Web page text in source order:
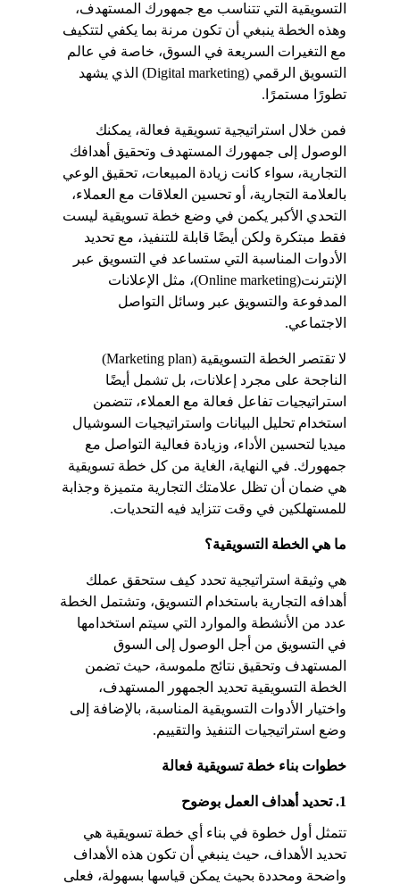
التسويقية التي تتناسب مع جمهورك المستهدف،
وهذه الخطة ينبغي أن تكون مرنة بما يكفي لتتكيف
مع التغيرات السريعة في السوق، خاصة في عالم
التسويق الرقمي (Digital marketing) الذي يشهد
تطورًا مستمرًا.
فمن خلال استراتيجية تسويقية فعالة، يمكنك
الوصول إلى جمهورك المستهدف وتحقيق أهدافك
التجارية، سواء كانت زيادة المبيعات، تحقيق الوعي
بالعلامة التجارية، أو تحسين العلاقات مع العملاء،
التحدي الأكبر يكمن في وضع خطة تسويقية ليست
فقط مبتكرة ولكن أيضًا قابلة للتنفيذ، مع تحديد
الأدوات المناسبة التي ستساعد في التسويق عبر
الإنترنت(Online marketing)، مثل الإعلانات
المدفوعة والتسويق عبر وسائل التواصل
الاجتماعي.
لا تقتصر الخطة التسويقية (Marketing plan)
الناجحة على مجرد إعلانات، بل تشمل أيضًا
استراتيجيات تفاعل فعالة مع العملاء، تتضمن
استخدام تحليل البيانات واستراتيجيات السوشيال
ميديا لتحسين الأداء، وزيادة فعالية التواصل مع
جمهورك. في النهاية، الغاية من كل خطة تسويقية
هي ضمان أن تظل علامتك التجارية متميزة وجذابة
للمستهلكين في وقت تتزايد فيه التحديات.
ما هي الخطة التسويقية؟
هي وثيقة استراتيجية تحدد كيف ستحقق عملك
أهدافه التجارية باستخدام التسويق، وتشتمل الخطة
عدد من الأنشطة والموارد التي سيتم استخدامها
في التسويق من أجل الوصول إلى السوق
المستهدف وتحقيق نتائج ملموسة، حيث تضمن
الخطة التسويقية تحديد الجمهور المستهدف،
واختيار الأدوات التسويقية المناسبة، بالإضافة إلى
وضع استراتيجيات التنفيذ والتقييم.
خطوات بناء خطة تسويقية فعالة
1. تحديد أهداف العمل بوضوح
تتمثل أول خطوة في بناء أي خطة تسويقية هي
تحديد الأهداف، حيث ينبغي أن تكون هذه الأهداف
واضحة ومحددة بحيث يمكن قياسها بسهولة، فعلى